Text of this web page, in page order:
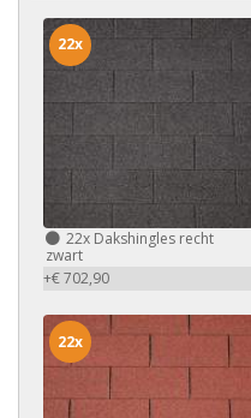
22x Dakshingles recht
zwart
+€ 702,90
22x
22x